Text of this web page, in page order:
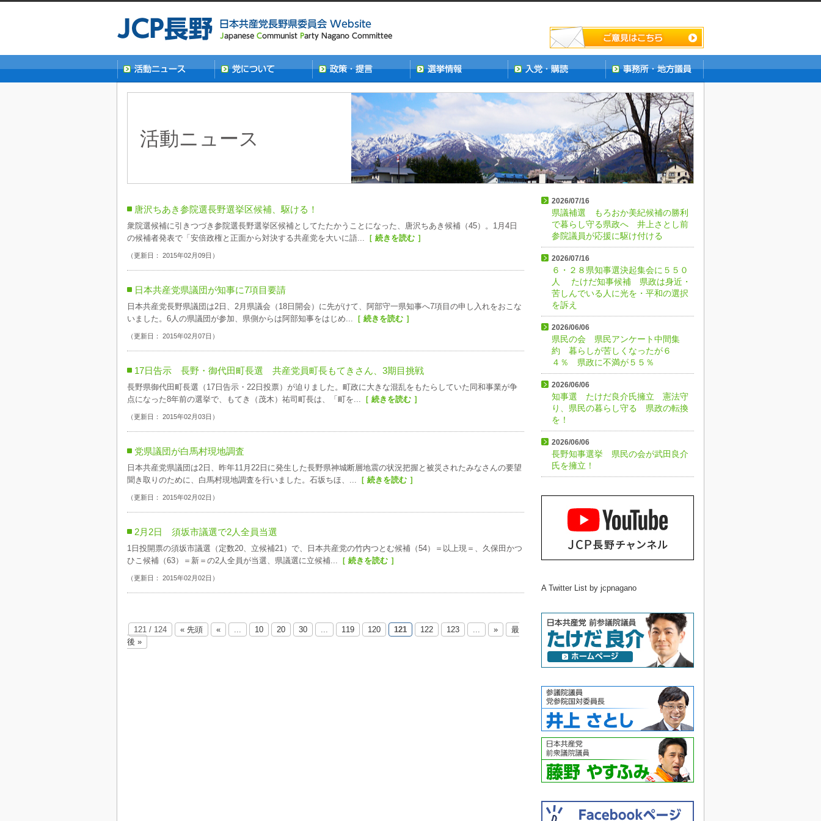
活動ニュース
唐沢ちあき参院選長野選挙区候補、駆ける！
衆院選候補に引きつづき参院選長野選挙区候補としてたたかうことになった、唐沢ちあき候補（45）。1月4日
の候補者発表で「安倍政権と正面から対決する共産党を大いに語... ［ 続きを読む ］
（更新日： 2015年02月09日）
日本共産党県議団が知事に7項目要請
日本共産党長野県議団は2日、2月県議会（18日開会）に先がけて、阿部守一県知事へ7項目の申し入れをおこな
いました。6人の県議団が参加、県側からは阿部知事をはじめ... ［ 続きを読む ］
（更新日： 2015年02月07日）
17日告示 長野・御代田町長選 共産党員町長もてきさん、3期目挑戦
長野県御代田町長選（17日告示・22日投票）が迫りました。町政に大きな混乱をもたらしていた同和事業が争
点になった8年前の選挙で、もてき（茂木）祐司町長は、「町を... ［ 続きを読む ］
（更新日： 2015年02月03日）
党県議団が白馬村現地調査
日本共産党県議団は2日、昨年11月22日に発生した長野県神城断層地震の状況把握と被災されたみなさんの要望
聞き取りのために、白馬村現地調査を行いました。石坂ちほ、... ［ 続きを読む ］
（更新日： 2015年02月02日）
2月2日 須坂市議選で2人全員当選
1日投開票の須坂市議選（定数20、立候補21）で、日本共産党の竹内つとむ候補（54）＝以上現＝、久保田かつ
ひこ候補（63）＝新＝の2人全員が当選、県議選に立候補... ［ 続きを読む ］
（更新日： 2015年02月02日）
121 / 124 « 先頭 « ... 10 20 30 ... 119 120 121 122 123 ... »
最
後 »
2026/07/16
県議補選 もろおか美紀候補の勝利
で暮らし守る県政へ 井上さとし前
参院議員が応援に駆け付ける
2026/07/16
６・２８県知事選決起集会に５５０
人 たけだ知事候補 県政は身近・
苦しんでいる人に光を・平和の選択
を訴え
2026/06/06
県民の会 県民アンケート中間集
約 暮らしが苦しくなったが６
４％ 県政に不満が５５％
2026/06/06
知事選 たけだ良介氏擁立 憲法守
り、県民の暮らし守る 県政の転換
を！
2026/06/06
長野知事選挙 県民の会が武田良介
氏を擁立！
A Twitter List by jcpnagano